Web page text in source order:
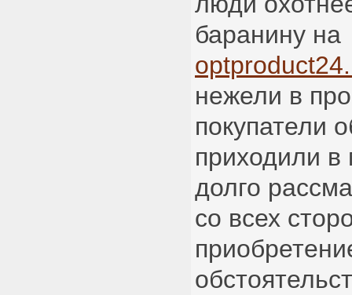
баранину на
нежели в
покупатели
приходили в
долго
со всех